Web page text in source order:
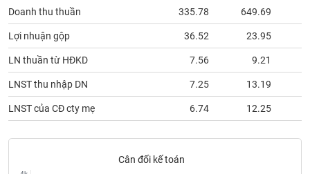
Doanh thu thuần 335.78 649.69
Lợi nhuận gộp 36.52 23.95
LN thuần từ HĐKD 7.56 9.21
LNST thu nhập DN 7.25 13.19
LNST của CĐ cty mẹ 6.74 12.25
Cân đối kế toán
Báo
cáo
phân
tích
(-)
Thuật
ngữ
(-)